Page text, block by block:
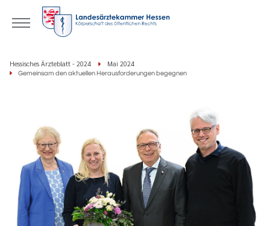
Hessisches Ärzteblatt - 2024 Mai 2024
Gemeinsam den aktuellen Herausforderungen begegnen